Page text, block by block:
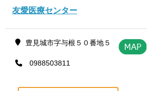
友愛医療センター
豊見城市字与根５０番地５
0988503811